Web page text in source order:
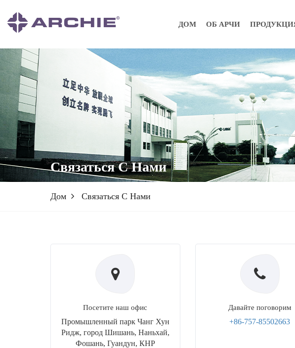
ДОМ ОБ АРЧИ
Связаться С Нами
Дом Связаться С Нами
Посетите наш офис
Промышленный парк Чанг Хун
Ридж, город Шишань, Наньхай,
Фошань, Гуандун, КНР
Давайте поговорим
+86-757-85502663